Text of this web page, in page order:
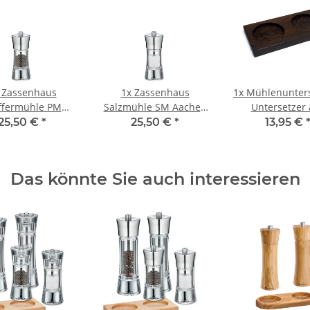
Zassenhaus
PM
14 cm
€ *
1x Zassenhaus
Salzmühle SM Aachen
14 cm Edelstahl/Acryl
25,50 € *
1x
Untersetzer
13,95 € *
Das könnte Sie auch interessieren